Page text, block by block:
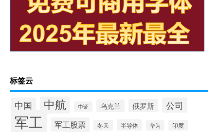
标签云
中国 中航 中证 乌克兰 俄罗斯 公司
军工 军工股票 冬天 半导体 华为 印度